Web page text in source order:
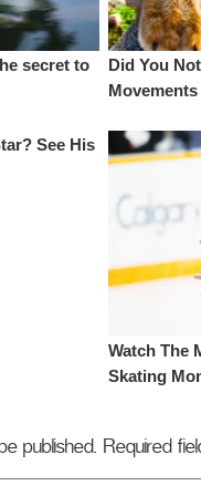
published. Required